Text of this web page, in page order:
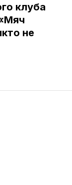
клуба
не